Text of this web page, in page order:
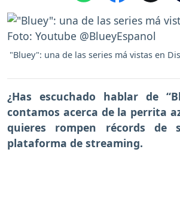
"Bluey": una de las series má vistas en
¿Has escuchado hablar de
contamos acerca de la perrita
quieres rompen récords de
plataforma de streaming.